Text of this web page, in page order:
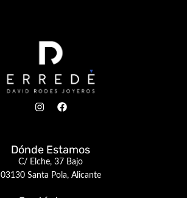
Dónde Estamos
C/ Elche, 37 Bajo
03130 Santa Pola, Alicante